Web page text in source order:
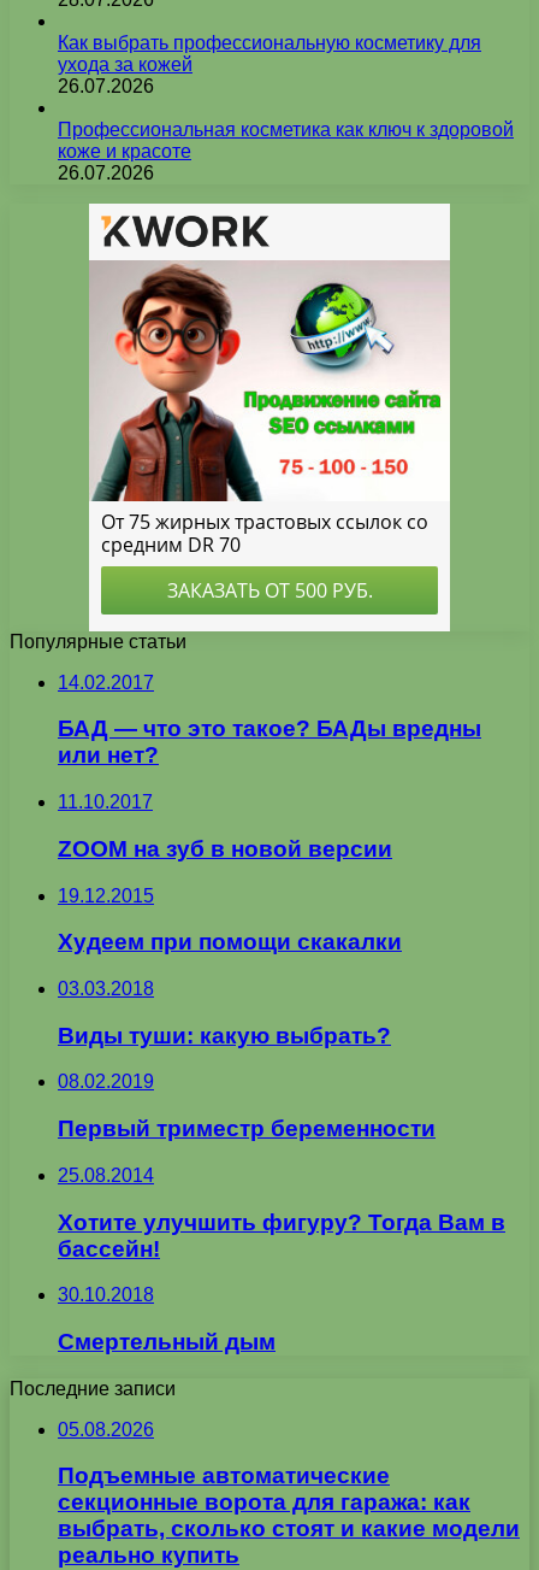
Как выбрать профессиональную косметику для
ухода за кожей
26.07.2026
Профессиональная косметика как ключ к здоровой
коже и красоте
26.07.2026
Популярные статьи
14.02.2017
БАД — что это такое? БАДы вредны
или нет?
11.10.2017
ZOOM на зуб в новой версии
19.12.2015
Худеем при помощи скакалки
03.03.2018
Виды туши: какую выбрать?
08.02.2019
Первый триместр беременности
25.08.2014
Хотите улучшить фигуру? Тогда Вам в
бассейн!
30.10.2018
Смертельный дым
Последние записи
05.08.2026
Подъемные автоматические
секционные ворота для гаража: как
выбрать, сколько стоят и какие модели
реально купить